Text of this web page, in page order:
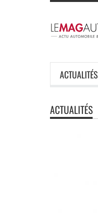
ACTUALITÉS
ACTUALITÉS